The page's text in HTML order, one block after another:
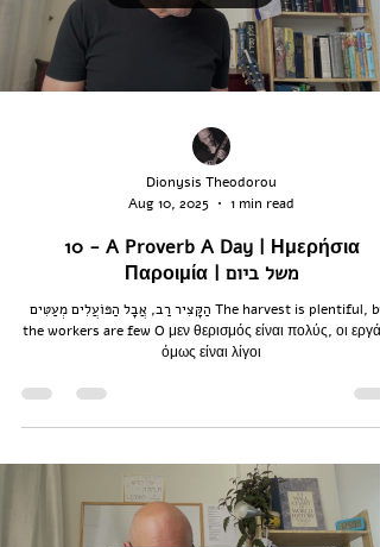
Dionysis Theodorou
Aug 10, 2025
1 min read
10 - A Proverb A Day | Ημερήσια
Παροιμία | משל ביום
הַקָּצִיר רַב, אֲבָל הַפּוֹעֲלִים מְעַטִּים The harvest is plentiful, but
the workers are few O μεν θερισμός είναι πολύς, οι
όμως είναι λίγοι